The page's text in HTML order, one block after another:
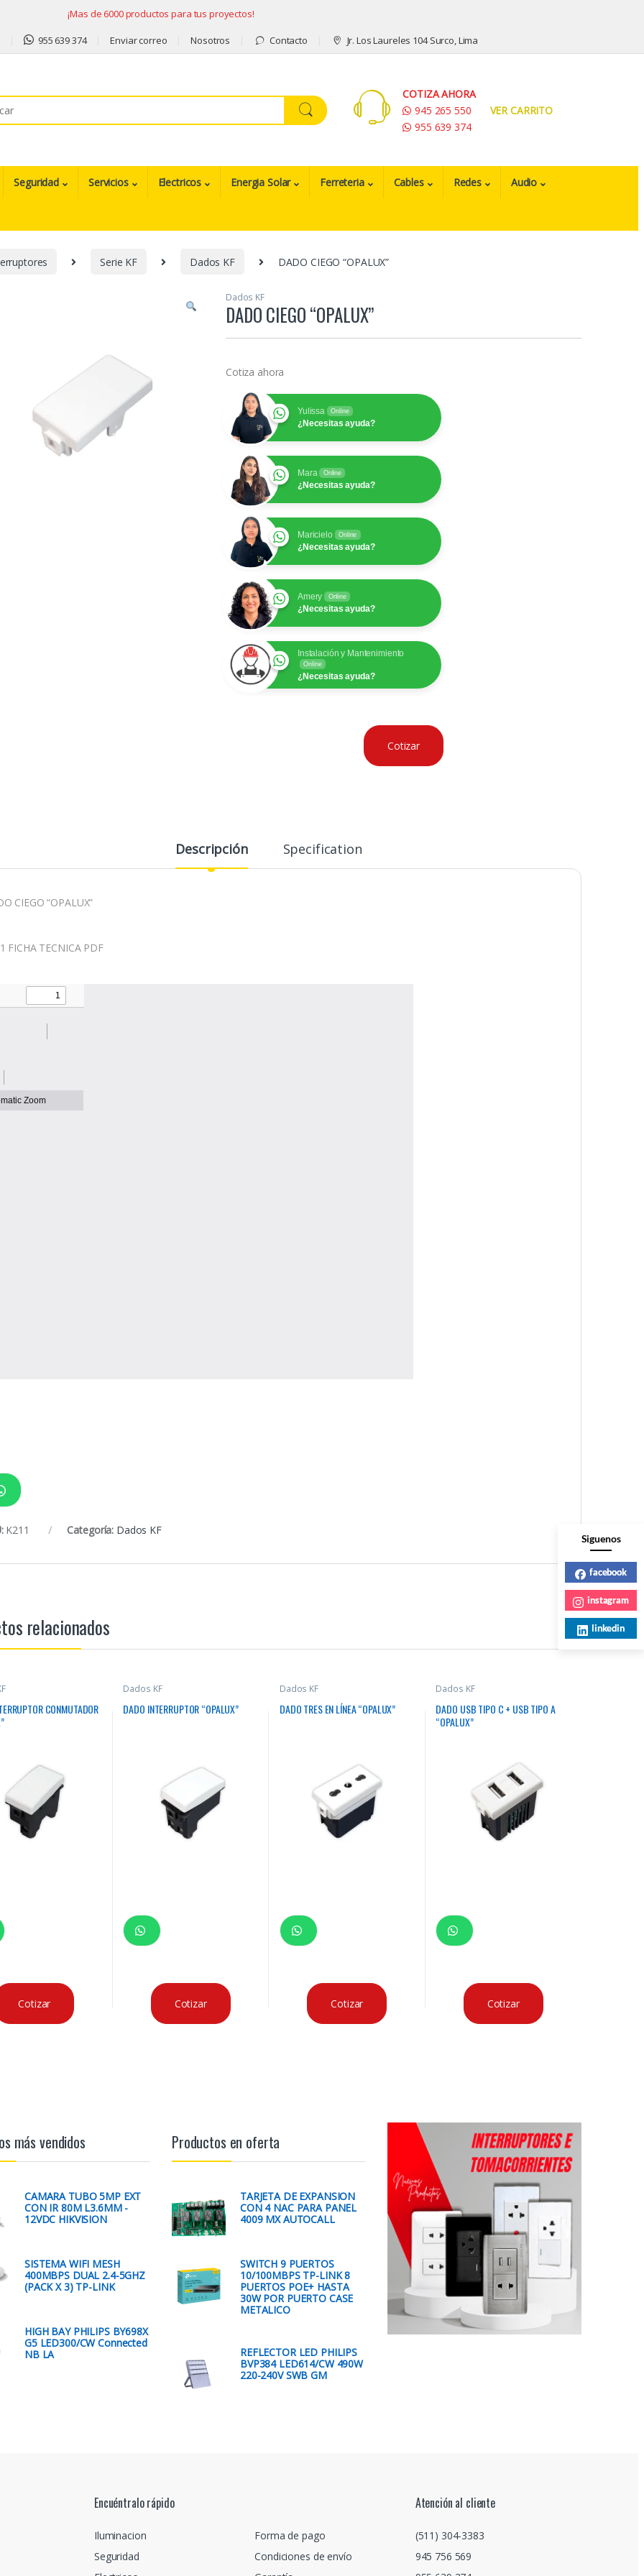
¡Mas de 6000 productos para tus proyectos!
955 639 374 Enviar correo Nosotros Contacto Jr. Los Laureles 104 Surco, Lima
COTIZA AHORA
945 265 550
955 639 374
VER CARRITO
Seguridad Servicios Electricos Energia Solar Ferreteria Cables Redes Audio
Serie KF Dados KF DADO CIEGO “OPALUX”
Dados KF
DADO CIEGO “OPALUX”
Cotiza ahora
Yulissa Online
¿Necesitas ayuda?
Mara Online
¿Necesitas ayuda?
Maricielo Online
¿Necesitas ayuda?
Amery Online
¿Necesitas ayuda?
Instalación y Mantenimiento
Online
¿Necesitas ayuda?
Cotizar
Descripción Specification
CIEGO “OPALUX”
FICHA TECNICA PDF
K211 Categoría: Dados KF
relacionados
CONMUTADOR
Cotizar
Dados KF
DADO INTERRUPTOR “OPALUX”
Cotizar
Dados KF
DADO TRES EN LÍNEA “OPALUX”
Cotizar
Dados KF
DADO USB TIPO C + USB TIPO A
“OPALUX”
Cotizar
más vendidos
CAMARA TUBO 5MP EXT
CON IR 80M L3.6MM -
12VDC HIKVISION
SISTEMA WIFI MESH
400MBPS DUAL 2.4-5GHZ
(PACK X 3) TP-LINK
HIGH BAY PHILIPS BY698X
G5 LED300/CW Connected
NB LA
Productos en oferta
TARJETA DE EXPANSION
CON 4 NAC PARA PANEL
4009 MX AUTOCALL
SWITCH 9 PUERTOS
10/100MBPS TP-LINK 8
PUERTOS POE+ HASTA
30W POR PUERTO CASE
METALICO
REFLECTOR LED PHILIPS
BVP384 LED614/CW 490W
220-240V SWB GM
Encuéntralo rápido
Iluminacion
Seguridad
Forma de pago
Condiciones de envío
Atención al cliente
(511) 304-3383
945 756 569
Siguenos
facebook
instagram
linkedin